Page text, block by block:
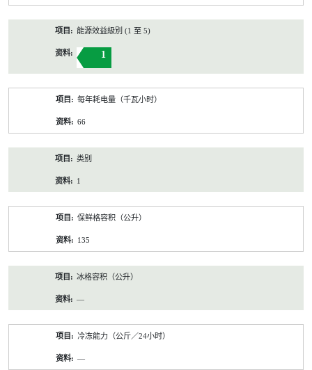
能源效益級別 (1 至 5)
1
每年耗电量（千瓦小时）
66
类别
1
保鲜格容积（公升）
135
冰格容积（公升）
—
冷冻能力（公斤／24小时）
—